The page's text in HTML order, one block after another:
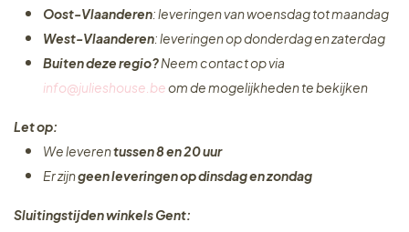
Oost-Vlaanderen: leveringen van woensdag tot maandag
West-Vlaanderen: leveringen op donderdag en zaterdag
Buiten deze regio?Neem contact op via
info@julieshouse.beom de mogelijkheden te bekijken
Let op:
We leverentussen 8 en 20 uur
Er zijngeen leveringenop dinsdag en zondag
Sluitingstijden winkels Gent: